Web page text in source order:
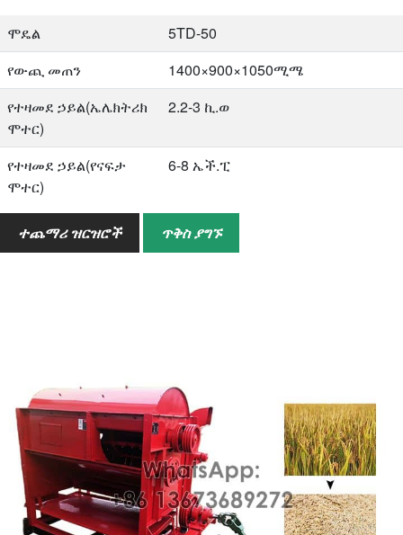
ሞዴል
5TD-50
የውጪ መጠን
1400×900×1050ሚሜ
የተዛመደ ኃይል(ኤሌክትሪክ
ሞተር)
2.2-3 ኪ.ወ
የተዛመደ ኃይል(የናፍታ
ሞተር)
6-8 ኤች.ፒ
የስራ ብቃት
500-800 ኪ.ግ
ተጨማሪ ዝርዝሮች ጥቅስ ያግኙ